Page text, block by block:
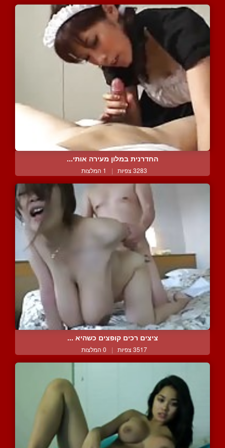
החדרנית במלון מעירה אותי...
3283 צפיות | 1 המלצות
ציצים רכים קופצים כשהיא ...
3517 צפיות | 0 המלצות